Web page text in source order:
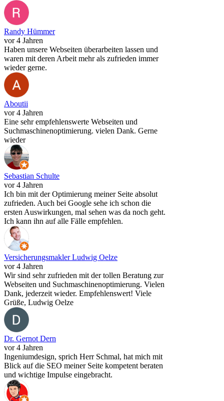
Randy Hümmer
vor 4 Jahren
Haben unsere Webseiten überarbeiten lassen und
waren mit deren Arbeit mehr als zufrieden immer
wieder gerne.
Aboutii
vor 4 Jahren
Eine sehr empfehlenswerte Webseiten und
Suchmaschinenoptimierung. vielen Dank. Gerne
wieder
Sebastian Schulte
vor 4 Jahren
Ich bin mit der Optimierung meiner Seite absolut
zufrieden. Auch bei Google sehe ich schon die
ersten Auswirkungen, mal sehen was da noch geht.
Ich kann ihn auf alle Fälle empfehlen.
Versicherungsmakler Ludwig Oelze
vor 4 Jahren
Wir sind sehr zufrieden mit der tollen Beratung zur
Webseiten und Suchmaschinenoptimierung. Vielen
Dank, jederzeit wieder. Empfehlenswert! Viele
Grüße, Ludwig Oelze
Dr. Gernot Dern
vor 4 Jahren
Ingeniumdesign, sprich Herr Schmal, hat mich mit
Blick auf die SEO meiner Seite kompetent beraten
und wichtige Impulse eingebracht.